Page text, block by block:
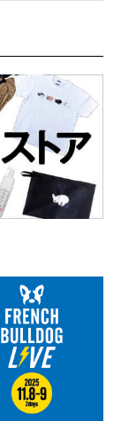
すので、最後まで